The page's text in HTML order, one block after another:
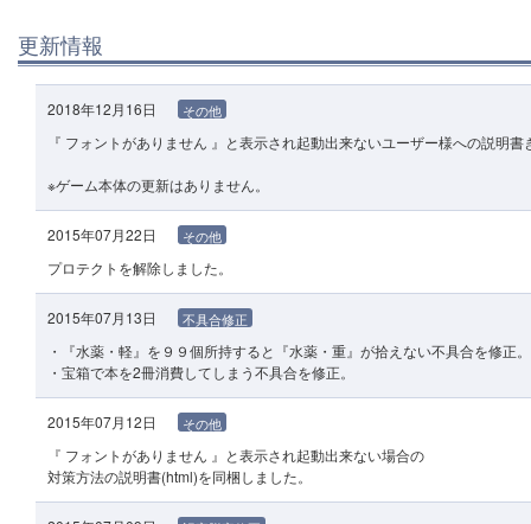
更新情報
2018年12月16日 その他
『 フォントがありません 』と表示され起動出来ないユーザー様への説明書
※ゲーム本体の更新はありません。
2015年07月22日 その他
プロテクトを解除しました。
2015年07月13日 不具合修正
・『水薬・軽』を９９個所持すると『水薬・重』が拾えない不具合を修正。
・宝箱で本を2冊消費してしまう不具合を修正。
2015年07月12日 その他
『 フォントがありません 』と表示され起動出来ない場合の
対策方法の説明書(html)を同梱しました。